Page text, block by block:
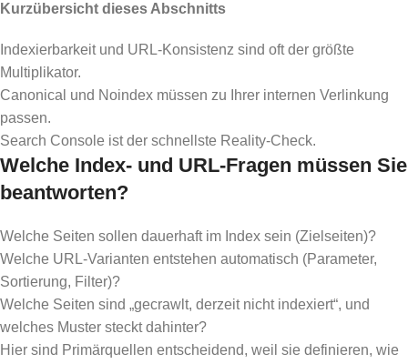
Kurzübersicht dieses Abschnitts
Indexierbarkeit und URL-Konsistenz sind oft der größte
Multiplikator.
Canonical und Noindex müssen zu Ihrer internen Verlinkung
passen.
Search Console ist der schnellste Reality-Check.
Welche Index- und URL-Fragen müssen Sie
beantworten?
Welche Seiten sollen dauerhaft im Index sein (Zielseiten)?
Welche URL-Varianten entstehen automatisch (Parameter,
Sortierung, Filter)?
Welche Seiten sind „gecrawlt, derzeit nicht indexiert“, und
welches Muster steckt dahinter?
Hier sind Primärquellen entscheidend, weil sie definieren, wie